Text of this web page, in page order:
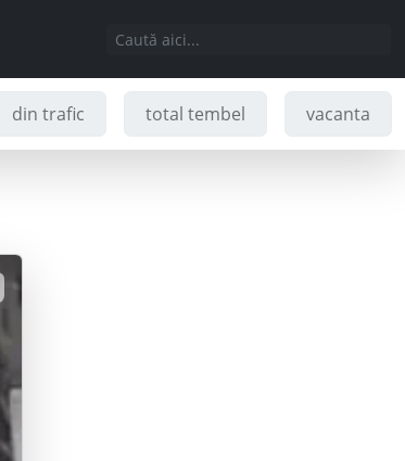
din trafic total tembel vacanta